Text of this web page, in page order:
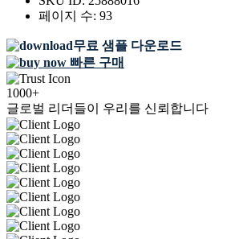
페이지 수: 93
무료 샘플 다운로드
빠른 구매
1000+
글로벌 리더들이 우리를 신뢰합니다